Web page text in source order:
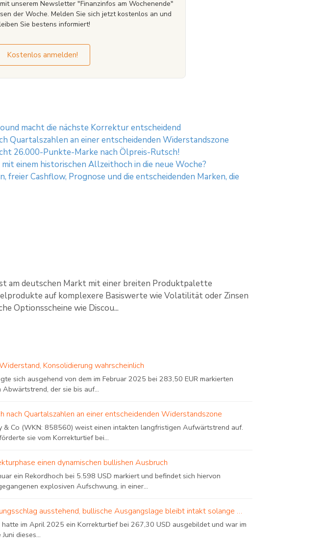
unserem Newsletter "Finanzinfos am Wochenende"
der Woche. Melden Sie sich jetzt kostenlos an und
Sie bestens informiert!
Kostenlos anmelden!
macht die nächste Korrektur entscheidend
Quartalszahlen an einer entscheidenden Widerstandszone
26.000-Punkte-Marke nach Ölpreis-Rutsch!
einem historischen Allzeithoch in die neue Woche?
freier Cashflow, Prognose und die entscheidenden Marken, die
am deutschen Markt mit einer breiten Produktpalette
auf komplexere Basiswerte wie Volatilität oder Zinsen
Optionsscheine wie Discou...
Konsolidierung wahrscheinlich
sich ausgehend von dem im Februar 2025 bei 283,50 EUR markierten
der sie bis auf...
nach Quartalszahlen an einer entscheidenden Widerstandszone
& Co (WKN: 858560) weist einen intakten langfristigen Aufwärtstrend auf.
sie vom Korrekturtief bei...
einen dynamischen bullishen Ausbruch
ein Rekordhoch bei 5.598 USD markiert und befindet sich hiervon
explosiven Aufschwung, in einer...
ausstehend, bullische Ausgangslage bleibt intakt solange …
im April 2025 ein Korrekturtief bei 267,30 USD ausgebildet und war im
dieses...